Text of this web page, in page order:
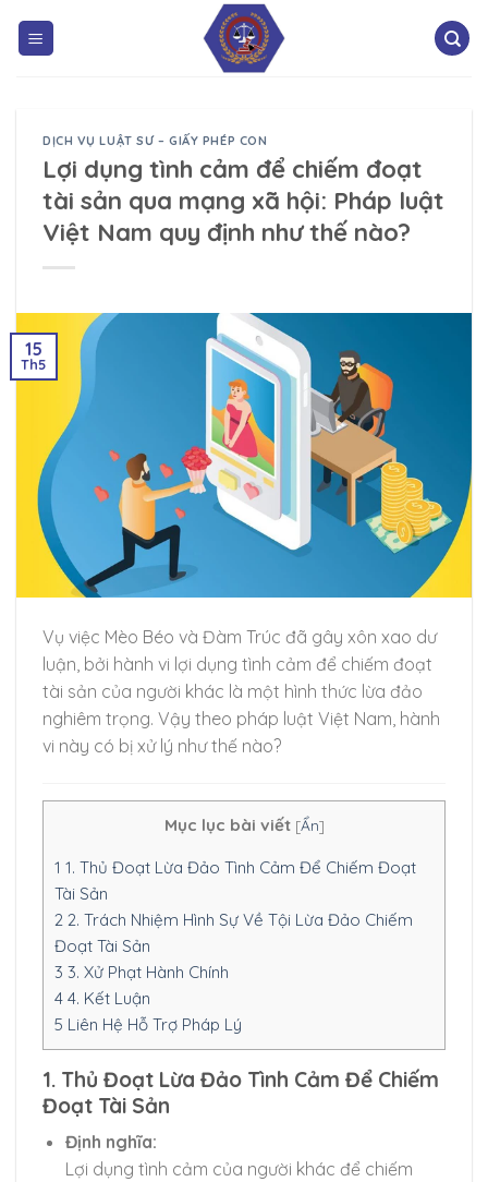
DỊCH VỤ LUẬT SƯ – GIẤY PHÉP CON
Lợi dụng tình cảm để chiếm đoạt
tài sản qua mạng xã hội: Pháp luật
Việt Nam quy định như thế nào?
15
Th5
Vụ việc Mèo Béo và Đàm Trúc đã gây xôn xao dư
luận, bởi hành vi lợi dụng tình cảm để chiếm đoạt
tài sản của người khác là một hình thức lừa đảo
nghiêm trọng. Vậy theo pháp luật Việt Nam, hành
vi này có bị xử lý như thế nào?
Mục lục bài viết [Ẩn]
1 1. Thủ Đoạt Lừa Đảo Tình Cảm Để Chiếm Đoạt
Tài Sản
2 2. Trách Nhiệm Hình Sự Về Tội Lừa Đảo Chiếm
Đoạt Tài Sản
3 3. Xử Phạt Hành Chính
4 4. Kết Luận
5 Liên Hệ Hỗ Trợ Pháp Lý
1. Thủ Đoạt Lừa Đảo Tình Cảm Để Chiếm
Đoạt Tài Sản
Định nghĩa:
Lợi dụng tình cảm của người khác để chiếm